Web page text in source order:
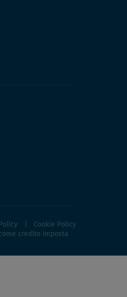
Cookie Policy
credito imposta